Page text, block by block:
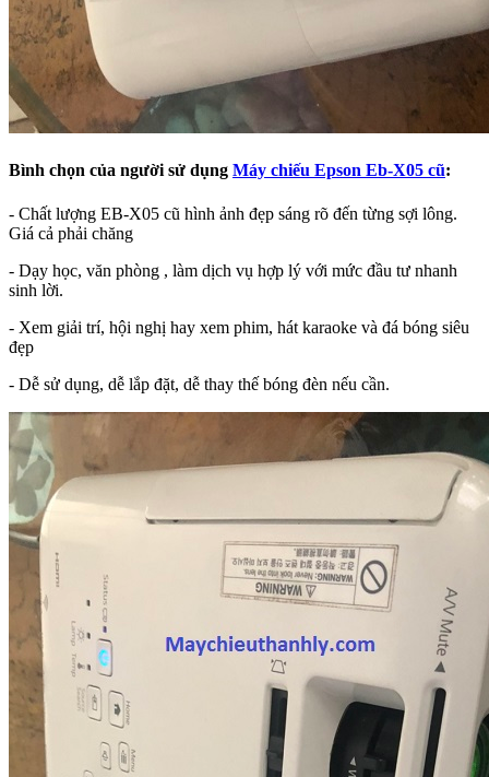
Bình chọn của người sử dụng Máy chiếu Epson Eb-X05 cũ:
- Chất lượng EB-X05 cũ hình ảnh đẹp sáng rõ đến từng sợi lông.
Giá cả phải chăng
- Dạy học, văn phòng , làm dịch vụ hợp lý với mức đầu tư nhanh
sinh lời.
- Xem giải trí, hội nghị hay xem phim, hát karaoke và đá bóng siêu
đẹp
- Dễ sử dụng, dễ lắp đặt, dễ thay thế bóng đèn nếu cần.